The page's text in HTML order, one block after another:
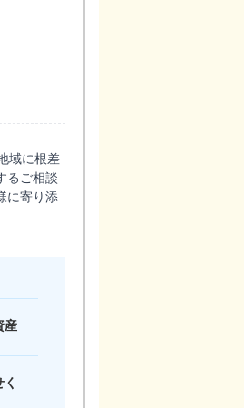
域に根差
るご相談
に寄り添
産